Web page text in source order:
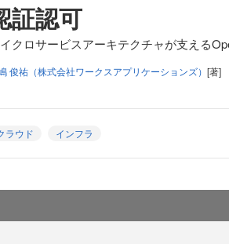
証認可
クロサービスアーキテクチャが支える
俊祐（株式会社ワークスアプリケーションズ） [著]
ラウド インフラ